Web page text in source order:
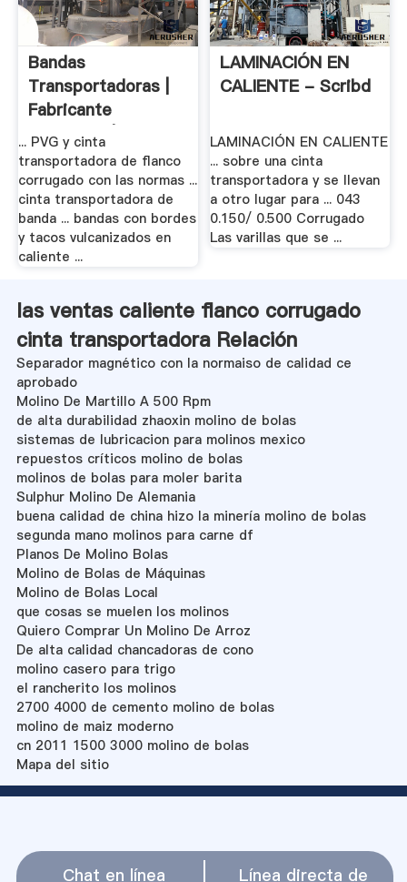
Bandas
Transportadoras |
Fabricante
Productor | .
... PVG y cinta
transportadora de flanco
corrugado con las normas ...
cinta transportadora de
banda ... bandas con bordes
y tacos vulcanizados en
caliente ...
LAMINACIÓN EN
CALIENTE - Scribd
LAMINACIÓN EN CALIENTE
... sobre una cinta
transportadora y se llevan
a otro lugar para ... 043
0.150/ 0.500 Corrugado
Las varillas que se ...
las ventas caliente flanco corrugado
cinta transportadora Relación
Separador magnético con la normaiso de calidad ce
aprobado
Molino De Martillo A 500 Rpm
de alta durabilidad zhaoxin molino de bolas
sistemas de lubricacion para molinos mexico
repuestos críticos molino de bolas
molinos de bolas para moler barita
Sulphur Molino De Alemania
buena calidad de china hizo la minería molino de bolas
segunda mano molinos para carne df
Planos De Molino Bolas
Molino de Bolas de Máquinas
Molino de Bolas Local
que cosas se muelen los molinos
Quiero Comprar Un Molino De Arroz
De alta calidad chancadoras de cono
molino casero para trigo
el rancherito los molinos
2700 4000 de cemento molino de bolas
molino de maiz moderno
cn 2011 1500 3000 molino de bolas
Mapa del sitio
Chat en línea Línea directa de